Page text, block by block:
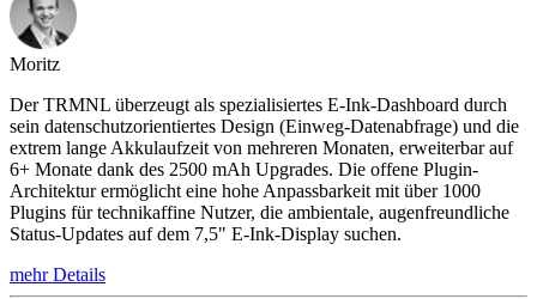
Moritz
Der TRMNL überzeugt als spezialisiertes E-Ink-Dashboard durch
sein datenschutzorientiertes Design (Einweg-Datenabfrage) und die
extrem lange Akkulaufzeit von mehreren Monaten, erweiterbar auf
6+ Monate dank des 2500 mAh Upgrades. Die offene Plugin-
Architektur ermöglicht eine hohe Anpassbarkeit mit über 1000
Plugins für technikaffine Nutzer, die ambientale, augenfreundliche
Status-Updates auf dem 7,5" E-Ink-Display suchen.
mehr Details